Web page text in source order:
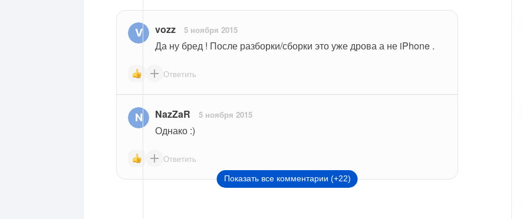
vozz 5 ноября 2015
Да ну бред ! После разборки/сборки это уже дрова а не iPhone .
Ответить
NazZaR 5 ноября 2015
Однако :)
Ответить
Показать все комментарии (+22)